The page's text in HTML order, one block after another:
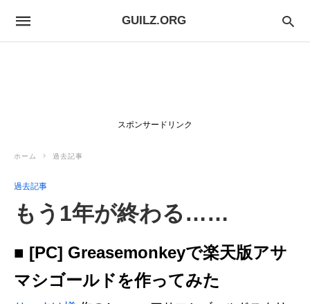
GUILZ.ORG
スポンサードリンク
ホーム 過去記事
過去記事
もう1年が終わる……
■ [PC] Greasemonkeyで楽天版アサ
マシゴールドを作ってみた